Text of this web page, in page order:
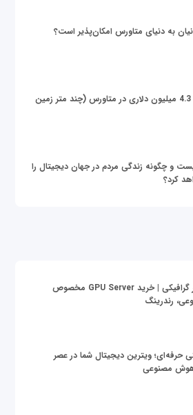
به دنیای متاورس امکان‌پذیر است؟
خرید زمین 4.3 میلیون دلاری در متاورس (چند متر زمین
و چگونه زندگی مردم در جهان دیجیتال را
کرد؟
قیمت سرور گرافیکی | خرید GPU Server مخصوص
رندرینگ
حرفه‌ای؛ ویترین دیجیتال شما در عصر
مصنوعی